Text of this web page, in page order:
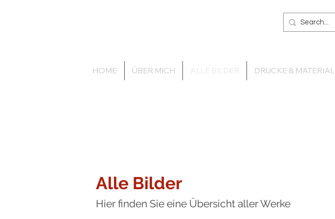
HOME ÜBER MICH ALLE BILDER DRUCKE & MATERIAL
Alle Bilder
Hier finden Sie eine Übersicht aller Werke